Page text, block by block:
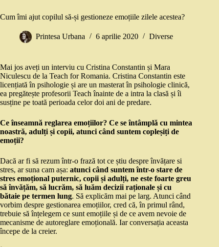
Cum îmi ajut copilul să-și gestioneze emoțiile zilele acestea?
Printesa Urbana 6 aprilie 2020 Diverse
Mai jos aveți un interviu cu Cristina Constantin și Mara
Niculescu de la Teach for Romania. Cristina Constantin este
licențiată în psihologie și are un masterat în psihologie clinică,
ea pregătește profesorii Teach înainte de a intra la clasă și îi
susține pe toată perioada celor doi ani de predare.
Ce înseamnă reglarea emoțiilor? Ce se întâmplă cu mintea
noastră, adulți și copii, atunci când suntem copleșiți de
emoții?
Dacă ar fi să rezum într-o frază tot ce știu despre învățare si
stres, ar suna cam așa: atunci când suntem într-o stare de
stres emoțional puternic, copii și adulți, ne este foarte greu
să învățăm, să lucrăm, să luăm decizii raționale și cu
bătaie pe termen lung. Să explicăm mai pe larg. Atunci când
vorbim despre gestionarea emoțiilor, cred că, în primul rând,
trebuie să înțelegem ce sunt emoțiile și de ce avem nevoie de
mecanisme de autoreglare emoțională. Iar conversația aceasta
începe de la creier.